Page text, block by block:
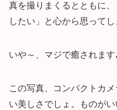
真を撮りまくるとともに
したい」と心から思ってし
いや～、マジで癒されます
この写真、コンパクトカ
い美しさでしょ。ものが